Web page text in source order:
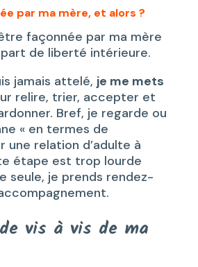
par ma mère, et alors ?
façonnée par ma mère
part de liberté intérieure.
jamais attelé, je me mets
relire, trier, accepter et
Bref, je regarde ou
« en termes de
une relation d’adulte à
étape est trop lourde
seule, je prends rendez-
vis à vis de ma